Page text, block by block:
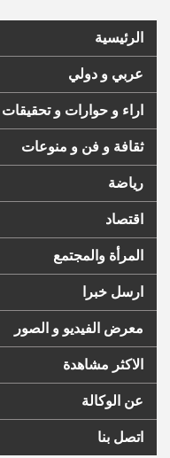
الرئيسية
عربي و دولي
اراء و حوارات و تحقيقات
ثقافة و فن و منوعات
رياضة
اقتصاد
المرأة والمجتمع
ارسل خبرا
معرض الفيديو و الصور
الاكثر مشاهدة
عن الوكالة
اتصل بنا